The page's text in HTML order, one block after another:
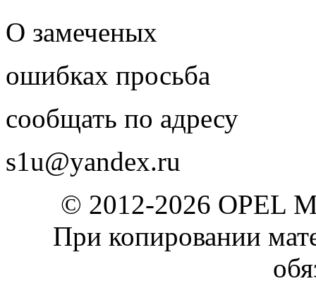
О замеченых
ошибках просьба
сообщать по адресу
s1u@yandex.ru
© 2012-2026 OPEL
При копировании